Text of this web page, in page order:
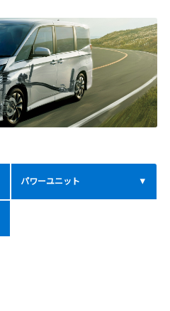
パワーユニット